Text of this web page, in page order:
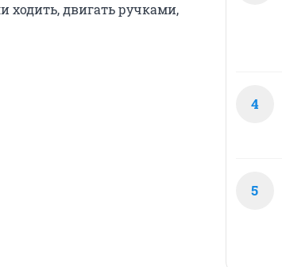
ходить, двигать ручками,
4
5